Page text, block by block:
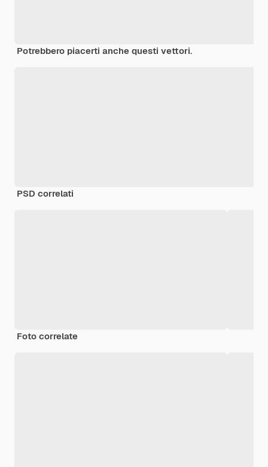
Potrebbero piacerti anche questi vettori.
PSD correlati
Foto correlate